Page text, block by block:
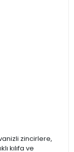
zincirlere,
kılıfa ve